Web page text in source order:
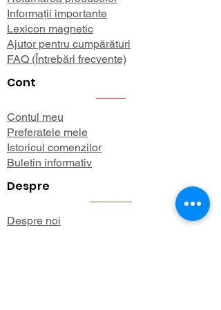
Informații importante
Lexicon magnetic
Ajutor pentru cumpărături
FAQ (Întrebări frecvente)
Cont
Contul meu
Preferatele mele
Istoricul comenzilor
Buletin informativ
Despre
Despre noi